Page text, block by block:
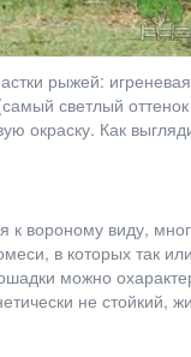
рыжей:
светлый
окраску. Как
к вороному виду,
в которых так
можно
не стойкий,